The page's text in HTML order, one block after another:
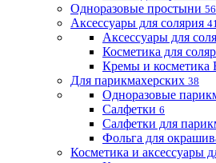
Одноразовые простыни 56
Аксессуары для солярия
Аксессуары для
Косметика для
Кремы и косметика
Для парикмахерских 38
Одноразовые
Салфетки 6
Салфетки для
Фольга для
Косметика и аксессуары